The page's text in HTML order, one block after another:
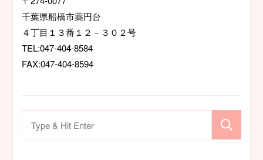
千葉県船橋市薬円台
４丁目１３番１２－３０２号
TEL:047-404-8584
FAX:047-404-8594